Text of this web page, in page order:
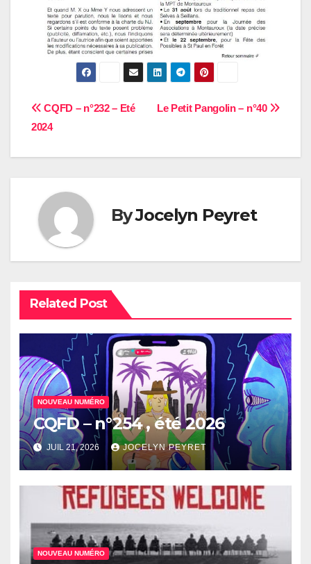
Navigation
Le Petit Pangolin – n°40
CQFD – n°232 – Eté
2024
ByJocelyn Peyret
Related Post
NOUVEAU NUMÉRO
CQFD – n°254 , été 2026
JUIL 21, 2026 JOCELYN PEYRET
NOUVEAU NUMÉRO